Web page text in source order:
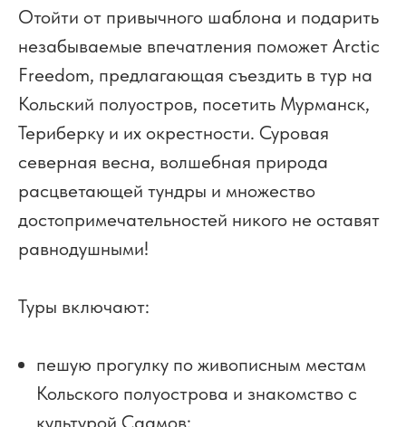
Отойти от привычного шаблона и подарить
незабываемые впечатления поможет Arctic
Freedom, предлагающая съездить в тур на
Кольский полуостров, посетить Мурманск,
Териберку и их окрестности. Суровая
северная весна, волшебная природа
расцветающей тундры и множество
достопримечательностей никого не оставят
равнодушными!
Туры включают:
пешую прогулку по живописным местам
Кольского полуострова и знакомство с
культурой Саамов;